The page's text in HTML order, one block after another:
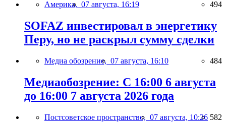
Америка, 07 августа, 16:19 494
SOFAZ инвестировал в энергетику
Перу, но не раскрыл сумму сделки
Медиа обозрение, 07 августа, 16:10 484
Медиаобозрение: С 16:00 6 августа
до 16:00 7 августа 2026 года
Постсоветское пространство, 07 августа, 10:26 582